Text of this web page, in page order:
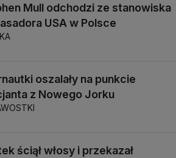
Mull odchodzi ze stanowiska
USA w Polsce
oszalały na punkcie
z Nowego Jorku
ściął włosy i przekazał